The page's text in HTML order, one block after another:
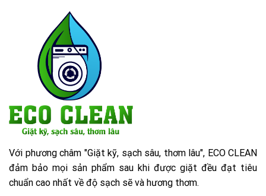
Với phương châm "Giặt kỹ, sạch sâu, thơm lâu", ECO CLEAN
đảm bảo mọi sản phẩm sau khi được giặt đều đạt tiêu
chuẩn cao nhất về độ sạch sẽ và hương thơm.